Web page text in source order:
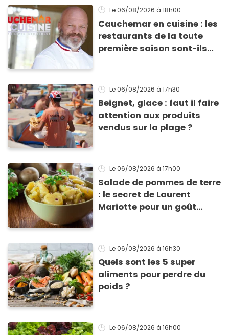
ne fondent !
Le 06/08/2026 à 18h00
Cauchemar en cuisine : les
restaurants de la toute
première saison sont-ils
Le 06/08/2026 à 17h30
Beignet, glace : faut il faire
attention aux produits
vendus sur la plage ?
Le 06/08/2026 à 17h00
Salade de pommes de terre
: le secret de Laurent
Mariotte pour un goût
Le 06/08/2026 à 16h30
Quels sont les 5 super
aliments pour perdre du
poids ?
Le 06/08/2026 à 16h00